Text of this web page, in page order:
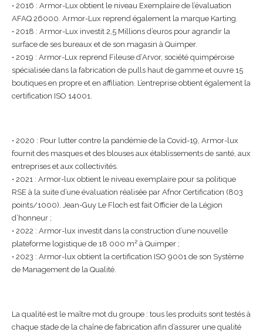
• 2016 : Armor-Lux obtient le niveau Exemplaire de l’évaluation
AFAQ 26000. Armor-Lux reprend également la marque Karting.
• 2018 : Armor-Lux investit 2,5 Millions d’euros pour agrandir la
surface de ses bureaux et de son magasin à Quimper.
• 2019 : Armor-Lux reprend Fileuse d’Arvor, société quimpéroise
spécialisée dans la fabrication de pulls haut de gamme et ouvre 15
boutiques en propre et en affiliation. L’entreprise obtient également la
certification ISO 14001.
• 2020 : Pour lutter contre la pandémie de la Covid-19, Armor-lux
fournit des masques et des blouses aux établissements de santé, aux
entreprises et aux collectivités.
• 2021 : Armor-lux obtient le niveau exemplaire pour sa politique
RSE à la suite d’une évaluation réalisée par Afnor Certification (803
points/1000). Jean-Guy Le Floch est fait Officier de la Légion
d’honneur ;
• 2022 : Armor-lux investit dans la construction d’une nouvelle
plateforme logistique de 18 000 m² à Quimper ;
• 2023 : Armor-lux obtient la certification ISO 9001 de son Système
de Management de la Qualité.
La qualité est le maître mot du groupe : tous les produits sont testés à
chaque stade de la chaîne de fabrication afin d’assurer une qualité